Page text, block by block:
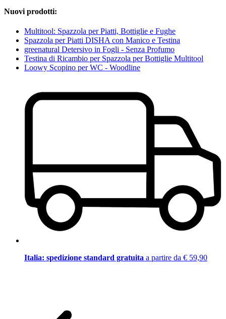
Nuovi prodotti:
Multitool: Spazzola per Piatti, Bottiglie e Fughe
Spazzola per Piatti DISHA con Manico e Testina
greenatural Detersivo in Fogli - Senza Profumo
Testina di Ricambio per Spazzola per Bottiglie Multitool
Loowy Scopino per WC - Woodline
Italia: spedizione standard gratuita a partire da € 59,90